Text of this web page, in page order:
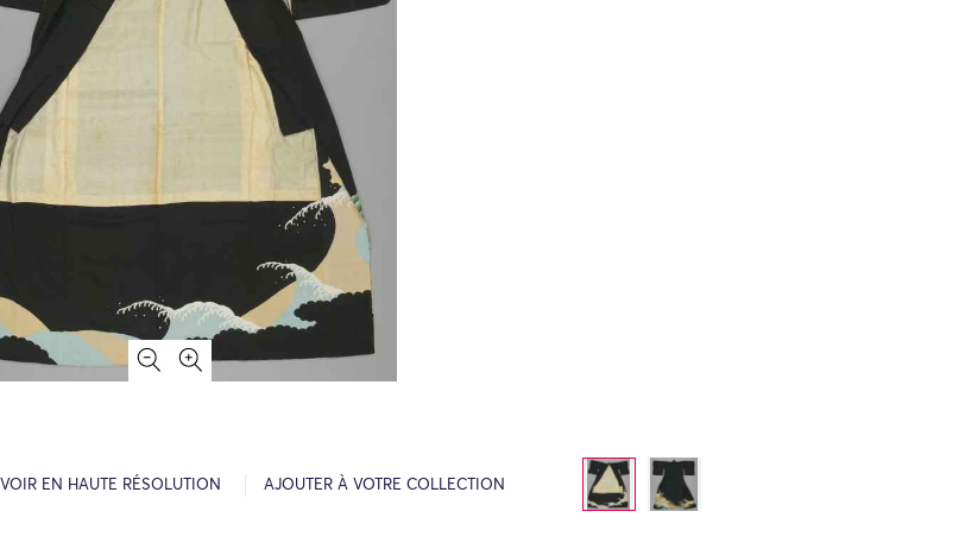
VOIR EN HAUTE RÉSOLUTION AJOUTER À VOTRE COLLECTION